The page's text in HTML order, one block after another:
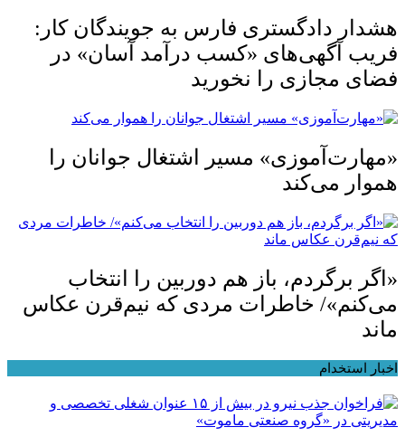
هشدار دادگستری فارس به جویندگان کار:
فریب آگهی‌های «کسب درآمد آسان» در
فضای مجازی را نخورید
«مهارت‌آموزی» مسیر اشتغال جوانان را
هموار می‌کند
«اگر برگردم، باز هم دوربین را انتخاب
می‌کنم»/ خاطرات مردی که نیم‌قرن عکاس
ماند
اخبار استخدام